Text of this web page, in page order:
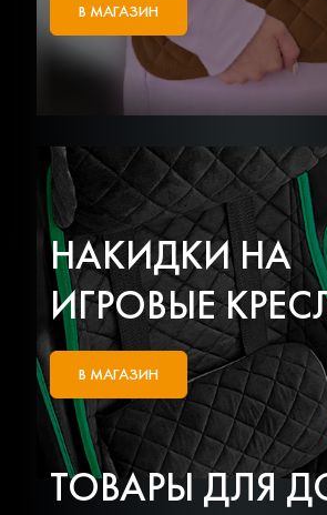
В МАГАЗИН
НАКИДКИ НА
ИГРОВЫЕ
В МАГАЗИН
ТОВАРЫ ДЛЯ